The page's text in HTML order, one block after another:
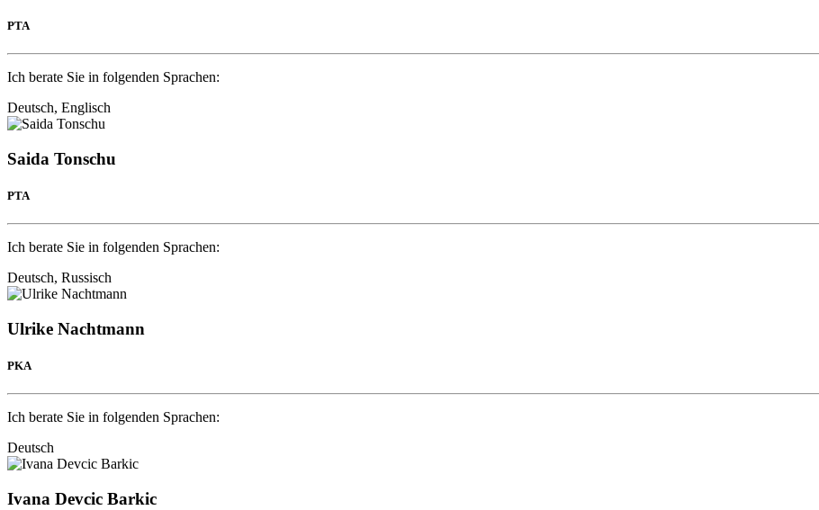
PTA
Ich berate Sie in folgenden Sprachen:
Deutsch, Englisch
Saida Tonschu
PTA
Ich berate Sie in folgenden Sprachen:
Deutsch, Russisch
Ulrike Nachtmann
PKA
Ich berate Sie in folgenden Sprachen:
Deutsch
Ivana Devcic Barkic